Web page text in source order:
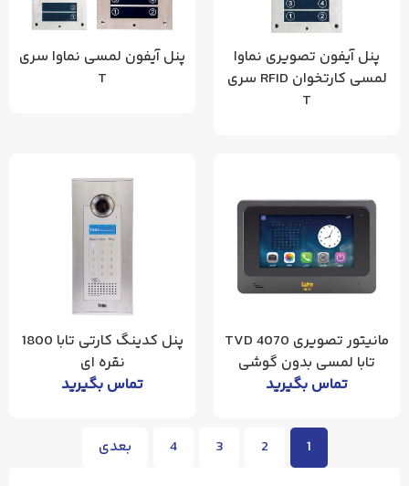
پنل آیفون تصویری نماوا
لمسی کارتخوان RFID سری
T
پنل آیفون لمسی نماوا سری
T
مانیتور تصویری 4070 TVD
تابا لمسی بدون گوشی
تماس بگیرید
پنل کدینگ کارتی تابا 1800
نقره ای
تماس بگیرید
1
2
3
4 بعدی